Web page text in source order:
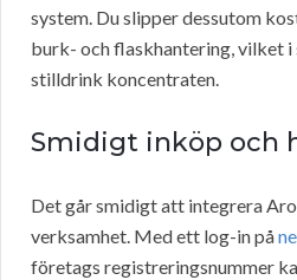
system. Du slipper dessutom
burk- och flaskhantering, vilket
stilldrink koncentraten.
Smidigt inköp och
Det går smidigt att integrera
verksamhet. Med ett log-in på
företags registreringsnummer